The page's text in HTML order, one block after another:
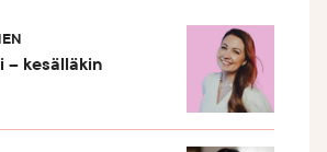
– kesälläkin